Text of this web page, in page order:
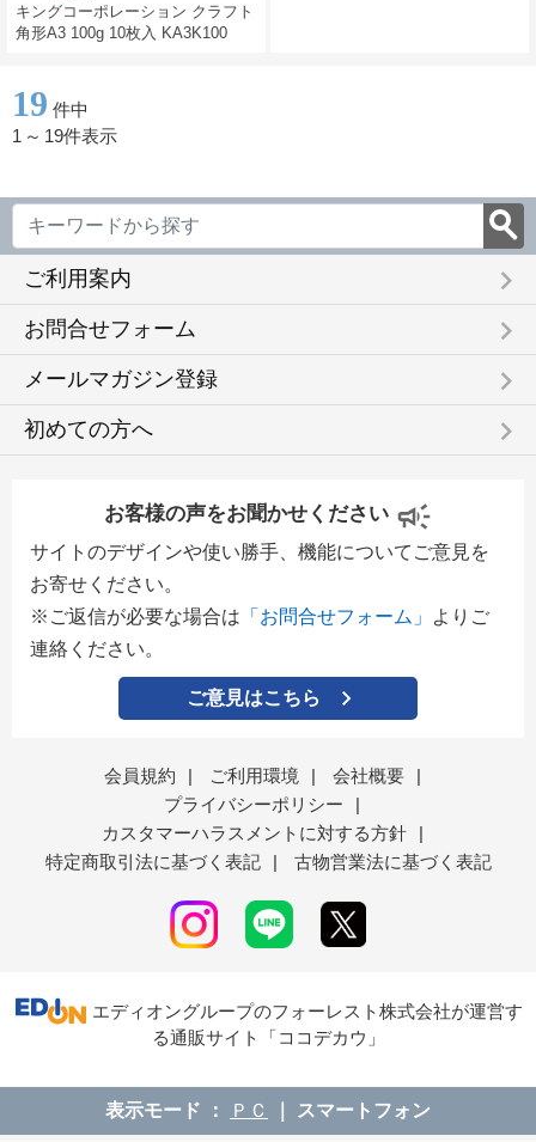
キングコーポレーション クラフト
角形A3 100g 10枚入 KA3K100
19 件中
1 ～ 19件表示
ご利用案内 keyboard_arrow_right
お問合せフォーム keyboard_arrow_right
メールマガジン登録 keyboard_arrow_right
初めての方へ keyboard_arrow_right
お客様の声をお聞かせください
サイトのデザインや使い勝手、機能についてご意見を
お寄せください。
※ご返信が必要な場合は 「お問合せフォーム」
よりご
連絡ください。
ご意見はこちら
会員規約 | ご利用環境 | 会社概要
|
プライバシーポリシー
|
カスタマーハラスメントに対する方針
|
特定商取引法に基づく表記
| 古物営業法に基づく表記
エディオングループのフォーレスト株式会社が運営す
る通販サイト「ココデカウ」
表示モード ＰＣ スマートフォン